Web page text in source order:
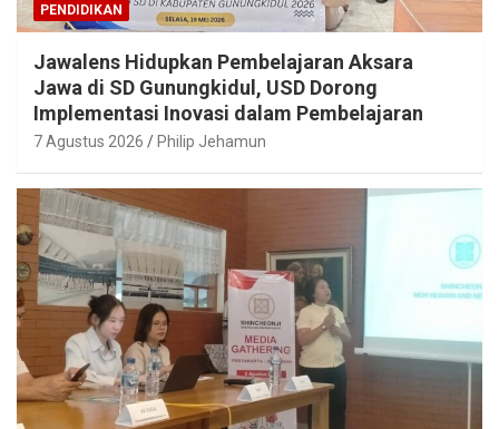
PENDIDIKAN
Jawalens Hidupkan Pembelajaran Aksara
Jawa di SD Gunungkidul, USD Dorong
Implementasi Inovasi dalam Pembelajaran
7 Agustus 2026 Philip Jehamun